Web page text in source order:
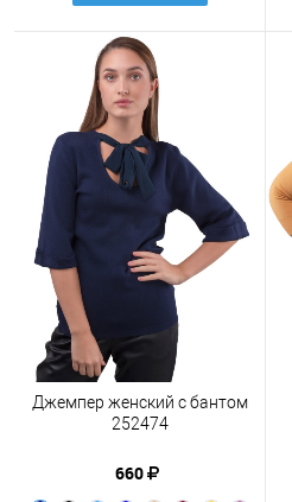
Джемпер женский с бантом
252474
660